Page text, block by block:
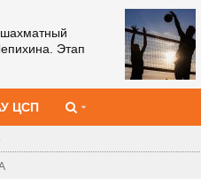
шахматный
Этап
ЦСП